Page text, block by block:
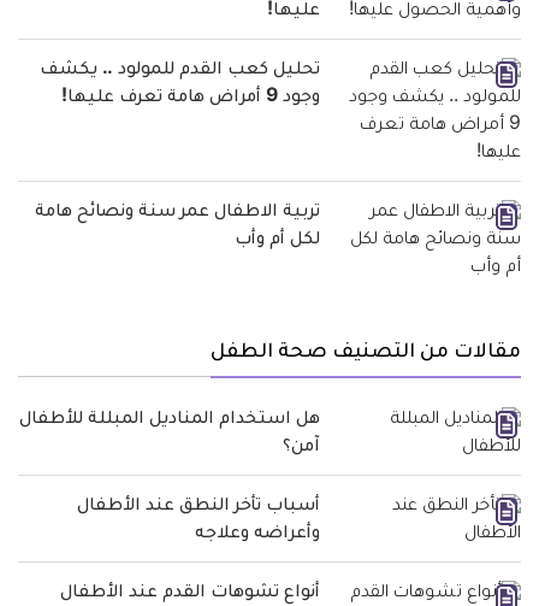
عليها!
تحليل كعب القدم للمولود .. يكشف
وجود 9 أمراض هامة تعرف عليها!
تربية الاطفال عمر سنة ونصائح هامة
لكل أم وأب
مقالات من التصنيف صحة الطفل
هل استخدام المناديل المبللة للأطفال
آمن؟
أسباب تأخر النطق عند الأطفال
وأعراضه وعلاجه
أنواع تشوهات القدم عند الأطفال